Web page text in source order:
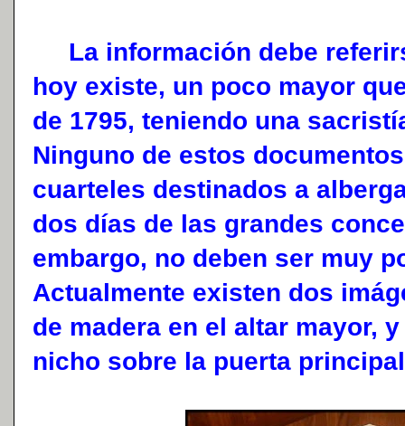
La información debe
hoy existe, un poco mayor
de 1795, teniendo una
Ninguno de estos
cuarteles destinados a
dos días de las grandes
embargo, no deben ser muy
Actualmente existen dos
de madera en el altar mayor,
nicho sobre la puerta